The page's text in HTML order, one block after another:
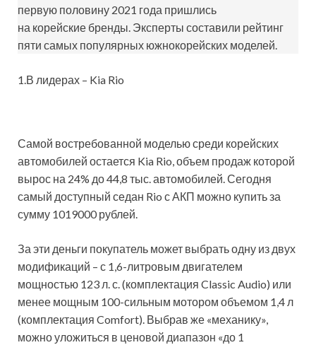
первую половину 2021 года пришлись
на корейские бренды. Эксперты составили рейтинг
пяти самых популярных южнокорейских моделей.
1.В лидерах – Kia Rio
Самой востребованной моделью среди корейских
автомобилей остается Kia Rio, объем продаж которой
вырос на 24% до 44,8 тыс. автомобилей. Сегодня
самый доступный седан Rio с АКП можно купить за
сумму 1019000 рублей.
За эти деньги покупатель может выбрать одну из двух
модификаций – с 1,6-литровым двигателем
мощностью 123 л. с. (комплектация Classic Audio) или
менее мощным 100-сильным мотором объемом 1,4 л
(комплектация Comfort). Выбрав же «механику»,
можно уложиться в ценовой диапазон «до 1